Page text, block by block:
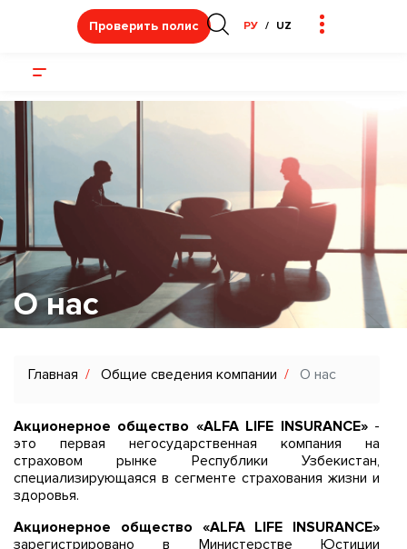
Проверить полис РУ UZ
О нас
Главная Общие сведения компании О нас
Акционерное общество «ALFA LIFE INSURANCE» -
это первая негосударственная компания на
страховом рынке Республики Узбекистан,
специализирующаяся в сегменте страхования жизни и
здоровья.
Акционерное общество «ALFA LIFE INSURANCE»
зарегистрировано в Министерстве Юстиции